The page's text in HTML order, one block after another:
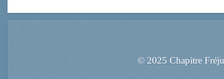
© 2025 Chapitre